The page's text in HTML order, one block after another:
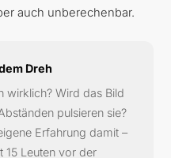
auch unberechenbar.
Dreh
wirklich? Wird das Bild
pulsieren sie?
Erfahrung damit –
15 Leuten vor der